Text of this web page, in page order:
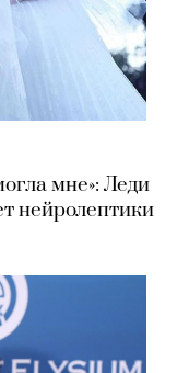
мне»: Леди
нейролептики